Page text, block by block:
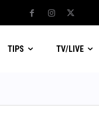
TIPS TV/LIVE